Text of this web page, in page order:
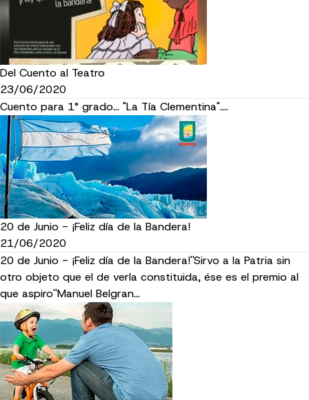
Del Cuento al Teatro
23/06/2020
Cuento para 1° grado... "La Tía Clementina"....
20 de Junio - ¡Feliz día de la Bandera!
21/06/2020
20 de Junio - ¡Feliz día de la Bandera!''Sirvo a la Patria sin
otro objeto que el de verla constituida, ése es el premio al
que aspiro''Manuel Belgran…